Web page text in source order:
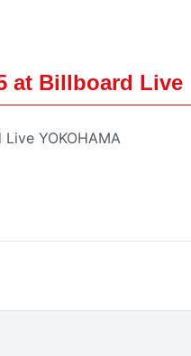
at Billboard Live
YOKOHAMA